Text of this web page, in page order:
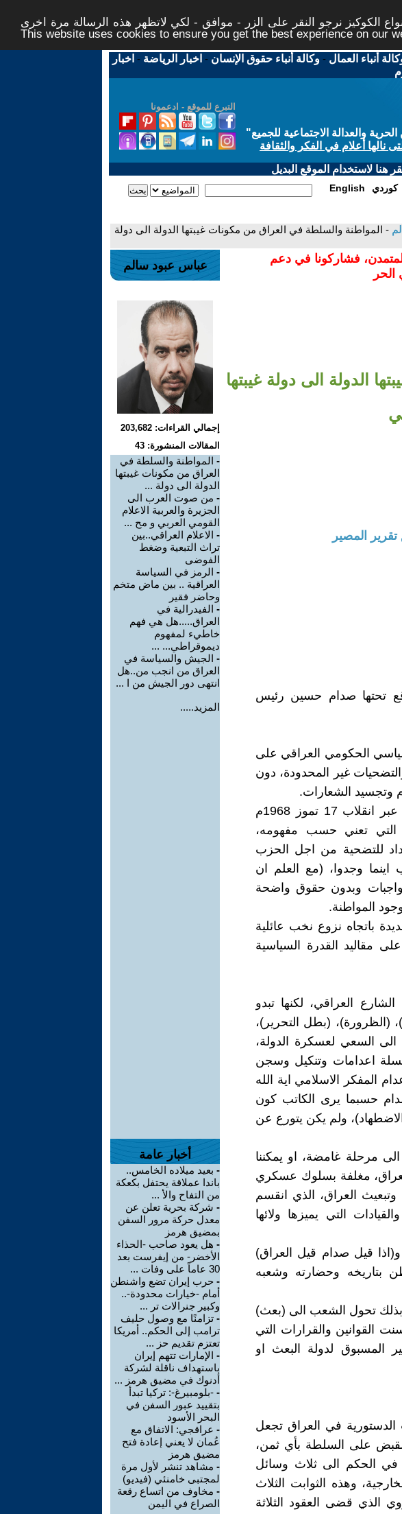
الكوكيز نرجو النقر على الزر - موافق - لكي لاتظهر هذه الرسالة مرة اخرى -
This website uses cookies to ensure you get the best experience on our
أنباء العمال -وكالة أنباء حقوق الإنسان - اخبار الرياضة - اخبار
التبرع للموقع - ادعمونا
والعدالة الاجتماعية للجميع"
نالها أعلام في الفكر والثقافة
هنا لاستخدام الموقع البديل
English كوردي
- المواطنة والسلطة في العراق من مكونات غيبتها الدولة الى دولة
فشاركونا في دعم
الحر
الدولة الى دولة غيبتها
المصير
تحتها صدام حسين رئيس
الحكومي العراقي على
غير المحدودة، دون
وتجسيد الشعارات.
وعندما تمكن حزب البعث من الوصول الى السلطة عبر انقلاب 17 تموز 1968م
التي تعني حسب مفهومه،
للتضحية من اجل الحزب
اينما وجدوا، (مع العلم ان
وبدون حقوق واضحة
المواطنة.
باتجاه نزوع نخب عائلية
مقاليد القدرة السياسية
العراقي، لكنها تبدو
(الظرورة)، (بطل التحرير)،
السعي لعسكرة الدولة،
اعدامات وتنكيل وسجن
المفكر الاسلامي اية الله
حسبما يرى الكاتب كون
ولم يكن يتورع عن
مرحلة غامضة، او يمكننا
مغلفة بسلوك عسكري
العراق، الذي انقسم
التي يميزها ولائها
قيل صدام قيل العراق)
بتاريخه وحضارته وشعبه
تحول الشعب الى (بعث)
القوانين والقرارات التي
المسبوق لدولة البعث او
في العراق تجعل
على السلطة بأي ثمن،
في الحكم الى ثلاث وسائل
وهذه الثوابت الثلاث
الذي قضى العقود الثلاثة
عباس عبود سالم
إجمالي القراءات: 203,682
المقالات المنشورة: 43
- المواطنة والسلطة في
العراق من مكونات غيبتها
الدولة الى دولة ...
- من صوت العرب الى
الجزيرة والعربية الاعلام
القومي العربي و مح ...
- الاعلام العراقي..بين
تراث التبعية وضغط
الفوضى
- الرمز في السياسة
العراقية .. بين ماض متخم
وحاضر فقير
- الفيدرالية في
العراق.....هل هي فهم
خاطيء لمفهوم
ديموقراطي... ...
- الجيش والسياسة في
العراق من انجب من..هل
انتهى دور الجيش من ا ...
المزيد.....
أخبار عامة
- بعيد ميلاده الخامس..
باندا عملاقة يحتفل بكعكة
من التفاح والأ ...
- شركة بحرية تعلن عن
معدل حركة مرور السفن
بمضيق هرمز
- هل يعود صاحب -الحذاء
الأخضر- من إيفرست بعد
30 عاماً على وفات ...
- حرب إيران تضع واشنطن
أمام -خيارات محدودة-..
وكبير جنرالات تر ...
- تزامنًا مع وصول حليف
ترامب إلى الحكم.. أمريكا
تعتزم تقديم حز ...
- الإمارات تتهم إيران
باستهداف ناقلة لشركة
أدنوك في مضيق هرمز ...
- -بلومبيرغ-: تركيا تبدأ
بتقييد عبور السفن في
البحر الأسود
- عراقجي: الاتفاق مع
عُمان لا يعني إعادة فتح
مضيق هرمز
- مشاهد تنشر لأول مرة
لمجتبى خامنئي (فيديو)
- مخاوف من اتساع رقعة
الصراع في اليمن